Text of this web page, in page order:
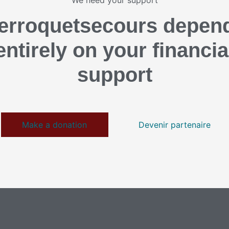
on your
support
Make a donation Devenir partenaire